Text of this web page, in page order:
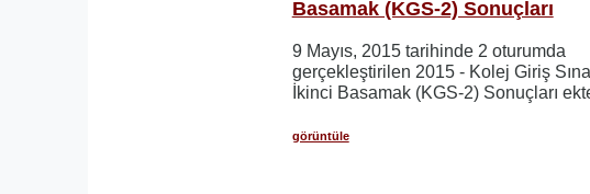
Basamak (KGS-2) Sonuçları
9 Mayıs, 2015 tarihinde 2 oturumda
gerçekleştirilen 2015 - Kolej Giriş
İkinci Basamak (KGS-2) Sonuçları
görüntüle